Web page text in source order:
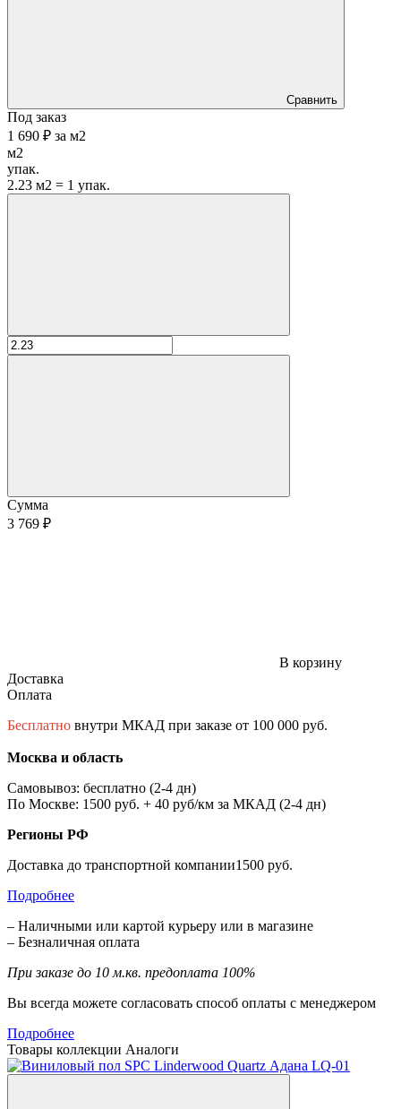
Сравнить
Под заказ
1 690 ₽ за м2
м2
упак.
2.23 м2 = 1 упак.
Сумма
3 769 ₽
В корзину
Доставка
Оплата
Бесплатно внутри МКАД при заказе от 100 000 руб.
Москва и область
Самовывоз: бесплатно (2-4 дн)
По Москве: 1500 руб. + 40 руб/км за МКАД (2-4 дн)
Регионы РФ
Доставка до транспортной компании1500 руб.
Подробнее
– Наличными или картой курьеру или в магазине
– Безналичная оплата
При заказе до 10 м.кв. предоплата 100%
Вы всегда можете согласовать способ оплаты с менеджером
Подробнее
Товары коллекции Аналоги